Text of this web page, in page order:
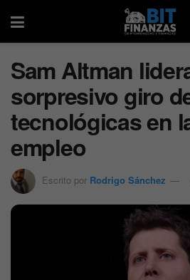
Sam Altman
sorpresivo giro
tecnológicas en
empleo
Escrito por Rodrigo Sánchez